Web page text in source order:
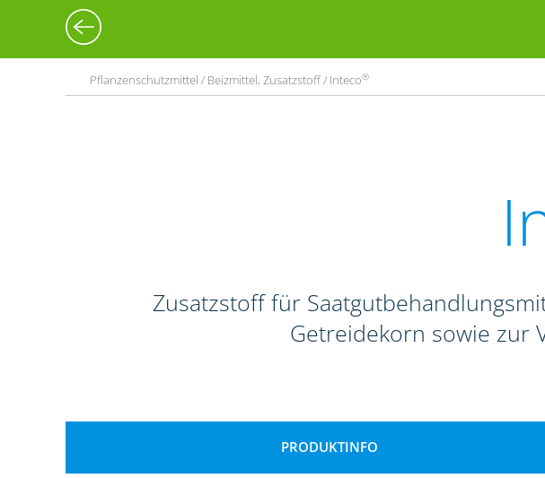
Pflanzenschutzmittel / Beizmittel, Zusatzstoff / Inteco®
Zusatzstoff für
Getreidekorn sowie zur
PRODUKTINFO